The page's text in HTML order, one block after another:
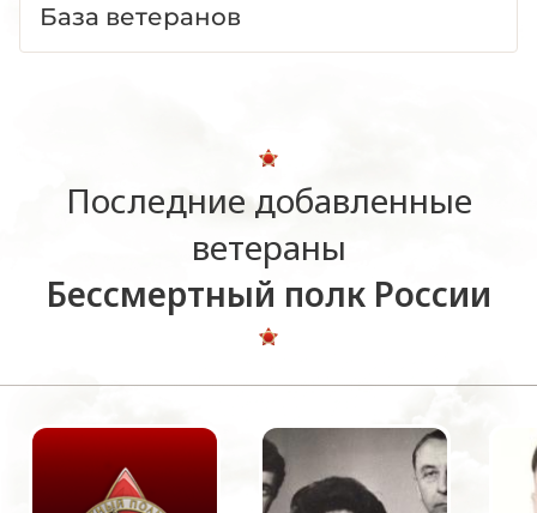
База ветеранов
Последние добавленные
ветераны
Бессмертный полк России